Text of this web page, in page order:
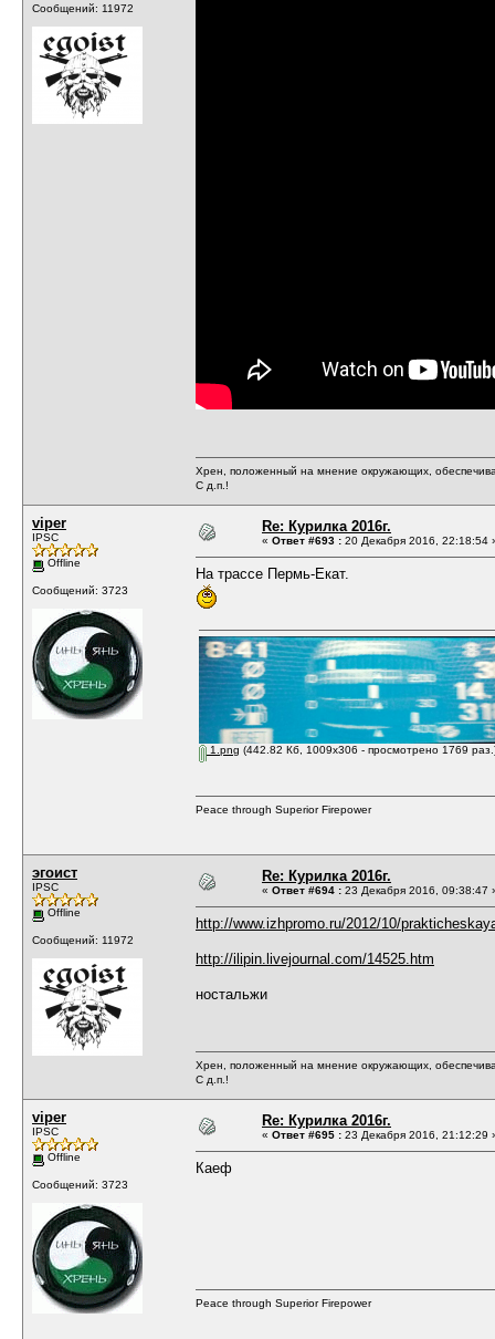
Сообщений: 11972
Хрен, положенный на мнение окружающих,
С д.п.!
viper
IPSC
Offline
Сообщений: 3723
Re: Курилка 2016г.
« Ответ #693 : 20 Декабря 2016, 22:18:54
На трассе Пермь-Екат.
1.png (442.82 Кб, 1009x306 - просмотрено 1769
Peace through Superior Firepower
эгоист
IPSC
Offline
Сообщений: 11972
Re: Курилка 2016г.
« Ответ #694 : 23 Декабря 2016, 09:38:47
http://www.izhpromo.ru/2012/10/
http://ilipin.livejournal.com/14525.htm
ностальжи
Хрен, положенный на мнение окружающих,
С д.п.!
viper
IPSC
Offline
Сообщений: 3723
Re: Курилка 2016г.
« Ответ #695 : 23 Декабря 2016, 21:12:29
Каеф
Peace through Superior Firepower